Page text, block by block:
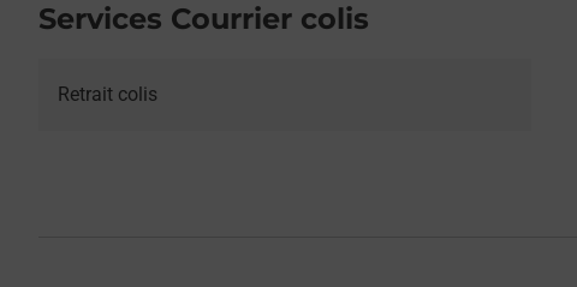
Services Courrier colis
Retrait colis